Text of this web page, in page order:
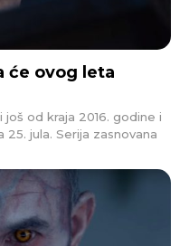
će ovog leta
od kraja 2016. godine i
jula. Serija zasnovana